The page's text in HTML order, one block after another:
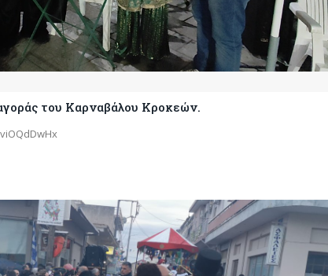
του Καρναβάλου Κροκεών.